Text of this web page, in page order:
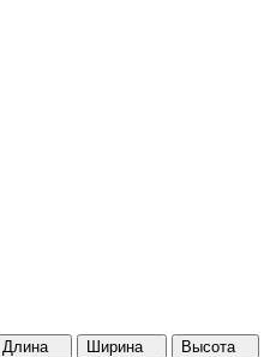
Длина Ширина
Высота